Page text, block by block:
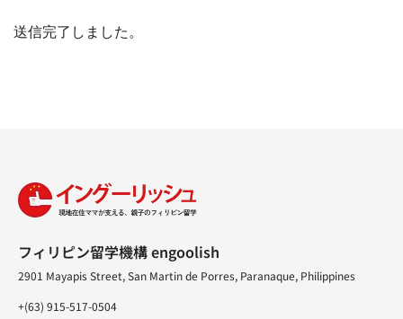
送信完了しました。
フィリピン留学機構 engoolish
2901 Mayapis Street, San Martin de Porres, Paranaque, Philippines
+(63) 915-517-0504